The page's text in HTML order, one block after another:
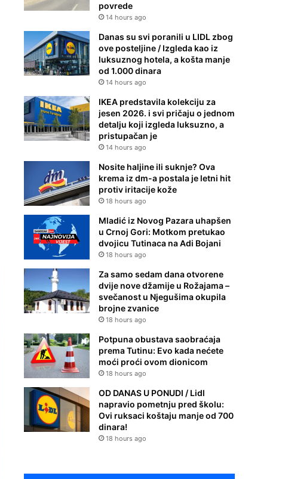
povrede
14 hours ago
Danas su svi poranili u LIDL zbog
ove posteljine / Izgleda kao iz
luksuznog hotela, a košta manje
od 1.000 dinara
14 hours ago
IKEA predstavila kolekciju za
jesen 2026. i svi pričaju o jednom
detalju koji izgleda luksuzno, a
pristupačan je
14 hours ago
Nosite haljine ili suknje? Ova
krema iz dm-a postala je letni hit
protiv iritacije kože
18 hours ago
Mladić iz Novog Pazara uhapšen
u Crnoj Gori: Motkom pretukao
dvojicu Tutinaca na Adi Bojani
18 hours ago
Za samo sedam dana otvorene
dvije nove džamije u Rožajama –
svečanost u Njegušima okupila
brojne zvanice
18 hours ago
Potpuna obustava saobraćaja
prema Tutinu: Evo kada nećete
moći proći ovom dionicom
18 hours ago
OD DANAS U PONUDI / Lidl
napravio pometnju pred školu:
Ovi ruksaci koštaju manje od 700
dinara!
18 hours ago